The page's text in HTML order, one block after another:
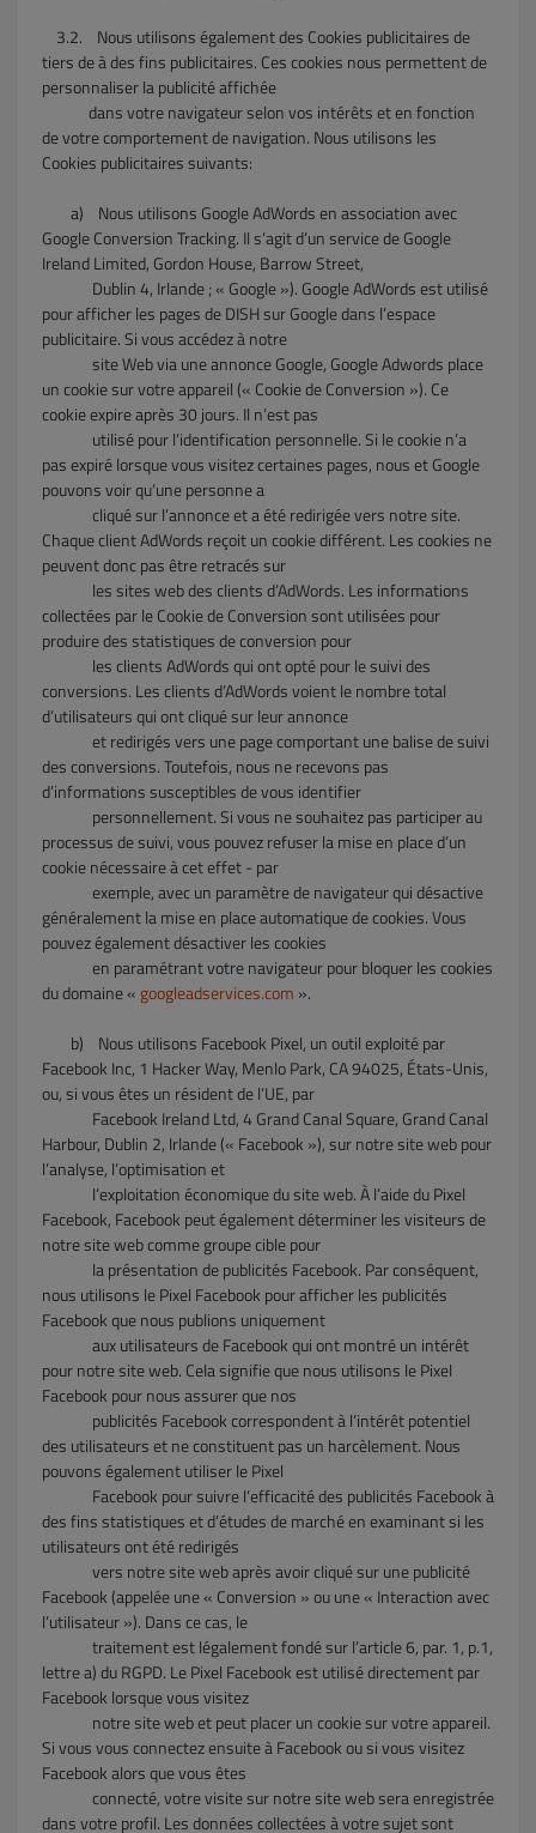
3.2.
Nous utilisons également des Cookies publicitaires de
tiers de à des fins publicitaires. Ces cookies nous permettent de
personnaliser la publicité affichée
dans votre navigateur selon vos intérêts et en fonction
de votre comportement de navigation. Nous utilisons les
Cookies publicitaires suivants:
a)
Nous utilisons Google AdWords en association avec
Google Conversion Tracking. Il s’agit d’un service de Google
Ireland Limited, Gordon House, Barrow Street,
Dublin 4, Irlande ; « Google »). Google AdWords est utilisé
pour afficher les pages de DISH sur Google dans l’espace
publicitaire. Si vous accédez à notre
site Web via une annonce Google, Google Adwords place
un cookie sur votre appareil (« Cookie de Conversion »). Ce
cookie expire après 30 jours. Il n’est pas
utilisé pour l’identification personnelle. Si le cookie n’a
pas expiré lorsque vous visitez certaines pages, nous et Google
pouvons voir qu’une personne a
cliqué sur l’annonce et a été redirigée vers notre site.
Chaque client AdWords reçoit un cookie différent. Les cookies ne
peuvent donc pas être retracés sur
les sites web des clients d’AdWords. Les informations
collectées par le Cookie de Conversion sont utilisées pour
produire des statistiques de conversion pour
les clients AdWords qui ont opté pour le suivi des
conversions. Les clients d’AdWords voient le nombre total
d’utilisateurs qui ont cliqué sur leur annonce
et redirigés vers une page comportant une balise de suivi
des conversions. Toutefois, nous ne recevons pas
d’informations susceptibles de vous identifier
personnellement. Si vous ne souhaitez pas participer au
processus de suivi, vous pouvez refuser la mise en place d’un
cookie nécessaire à cet effet - par
exemple, avec un paramètre de navigateur qui désactive
généralement la mise en place automatique de cookies. Vous
pouvez également désactiver les cookies
en paramétrant votre navigateur pour bloquer les cookies
du domaine « googleadservices.com ».
b)
Nous utilisons Facebook Pixel, un outil exploité par
Facebook Inc, 1 Hacker Way, Menlo Park, CA 94025, États-Unis,
ou, si vous êtes un résident de l’UE, par
Facebook Ireland Ltd, 4 Grand Canal Square, Grand Canal
Harbour, Dublin 2, Irlande (« Facebook »), sur notre site web pour
l’analyse, l’optimisation et
l’exploitation économique du site web. À l’aide du Pixel
Facebook, Facebook peut également déterminer les visiteurs de
notre site web comme groupe cible pour
la présentation de publicités Facebook. Par conséquent,
nous utilisons le Pixel Facebook pour afficher les publicités
Facebook que nous publions uniquement
aux utilisateurs de Facebook qui ont montré un intérêt
pour notre site web. Cela signifie que nous utilisons le Pixel
Facebook pour nous assurer que nos
publicités Facebook correspondent à l’intérêt potentiel
des utilisateurs et ne constituent pas un harcèlement. Nous
pouvons également utiliser le Pixel
Facebook pour suivre l’efficacité des publicités Facebook à
des fins statistiques et d’études de marché en examinant si les
utilisateurs ont été redirigés
vers notre site web après avoir cliqué sur une publicité
Facebook (appelée une « Conversion » ou une « Interaction avec
l’utilisateur »). Dans ce cas, le
traitement est légalement fondé sur l’article 6, par. 1, p.1,
lettre a) du RGPD. Le Pixel Facebook est utilisé directement par
Facebook lorsque vous visitez
notre site web et peut placer un cookie sur votre appareil.
Si vous vous connectez ensuite à Facebook ou si vous visitez
Facebook alors que vous êtes
connecté, votre visite sur notre site web sera enregistrée
dans votre profil. Les données collectées à votre sujet sont